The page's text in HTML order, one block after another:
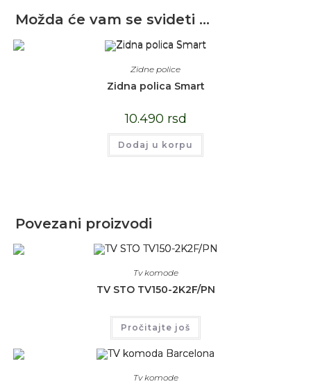
Možda će vam se svideti …
Zidne police
Zidna polica Smart
10.490 rsd
Dodaj u korpu
Povezani proizvodi
Tv komode
TV STO TV150-2K2F/PN
Pročitajte još
Tv komode